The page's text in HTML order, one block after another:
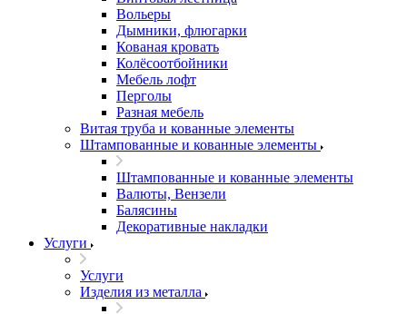
Вольеры
Дымники, флюгарки
Кованая кровать
Колёсоотбойники
Мебель лофт
Перголы
Разная мебель
Витая труба и кованные элементы
Штампованные и кованные элементы
Штампованные и кованные элементы
Валюты, Вензели
Балясины
Декоративные накладки
Услуги
Услуги
Изделия из металла